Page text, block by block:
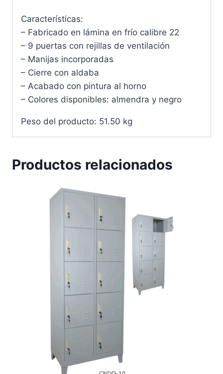
Características:
– Fabricado en lámina en frío calibre 22
– 9 puertas con rejillas de ventilación
– Manijas incorporadas
– Cierre con aldaba
– Acabado con pintura al horno
– Colores disponibles: almendra y negro
Peso del producto: 51.50 kg
Productos relacionados